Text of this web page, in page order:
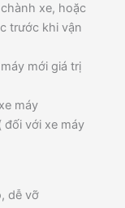
xe, hoặc
trước khi vận
mới giá trị
máy
đối với xe máy
dễ vỡ